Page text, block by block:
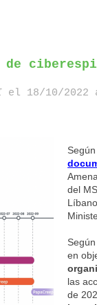
de
el 18/10/2022
del
en
las
de